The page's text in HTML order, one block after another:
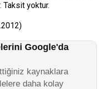
yoktur.
Google'da
kaynaklara
daha kolay